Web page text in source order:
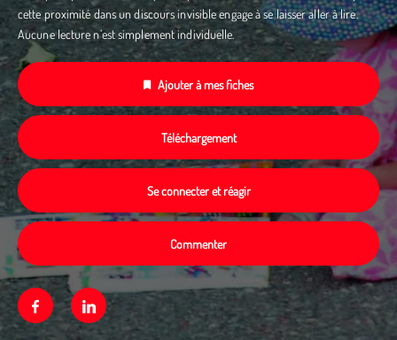
cette proximité dans un discours invisible engage à se laisser aller à lire.
Aucune lecture n’est simplement individuelle.
Ajouter à mes fiches
Téléchargement
Se connecter et réagir
Commenter
FacebookLinkedin